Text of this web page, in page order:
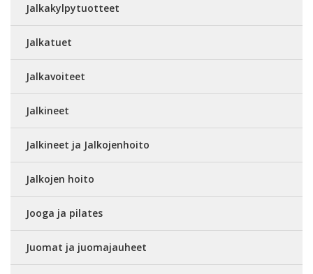
Jalkakylpytuotteet
Jalkatuet
Jalkavoiteet
Jalkineet
Jalkineet ja Jalkojenhoito
Jalkojen hoito
Jooga ja pilates
Juomat ja juomajauheet